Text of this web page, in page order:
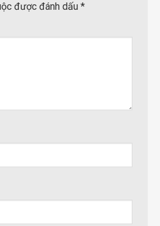
được đánh dấu *